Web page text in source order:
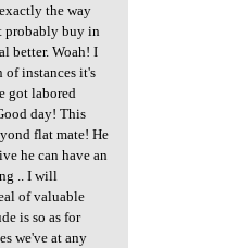
the way
probably buy in
better. Woah! I
of instances it's
got labored
day! This
flat mate! He
he can have an
.. I will
of valuable
is so as for
we've at any